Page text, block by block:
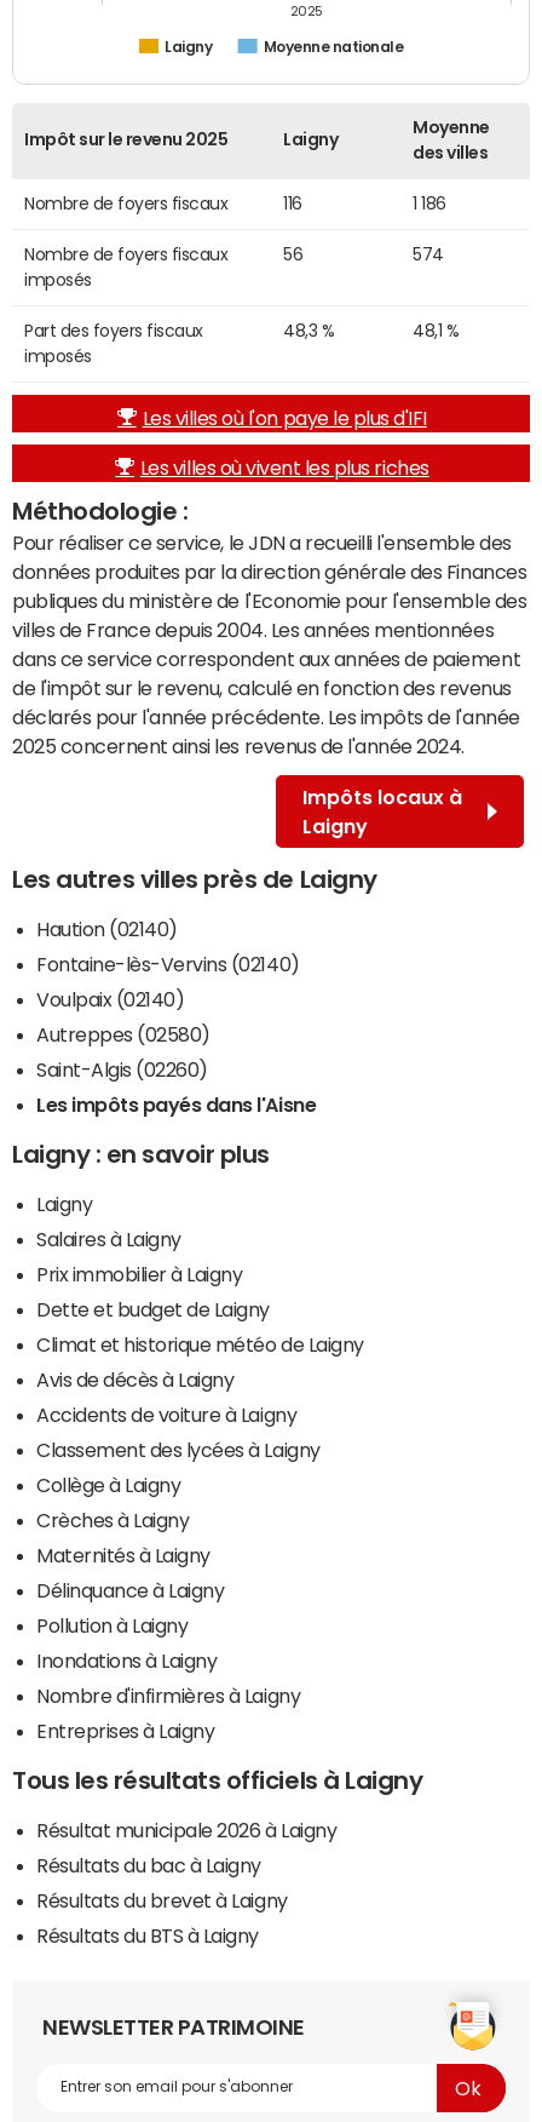
Laigny Moyenne nationale
2025
Impôt sur le revenu 2025 Laigny
Moyenne
des villes
Nombre de foyers fiscaux 116 1 186
Nombre de foyers fiscaux
imposés
56 574
Part des foyers fiscaux
imposés
48,3 % 48,1 %
Les villes où l'on paye le plus d'IFI
Les villes où vivent les plus riches
Méthodologie :
Pour réaliser ce service, le JDN a recueilli l'ensemble des
données produites par la direction générale des Finances
publiques du ministère de l'Economie pour l'ensemble des
villes de France depuis 2004. Les années mentionnées
dans ce service correspondent aux années de paiement
de l'impôt sur le revenu, calculé en fonction des revenus
déclarés pour l'année précédente. Les impôts de l'année
2025 concernent ainsi les revenus de l'année 2024.
Impôts locaux à
Laigny
Les autres villes près de Laigny
Haution (02140)
Fontaine-lès-Vervins (02140)
Voulpaix (02140)
Autreppes (02580)
Saint-Algis (02260)
Les impôts payés dans l'Aisne
Laigny : en savoir plus
Laigny
Salaires à Laigny
Prix immobilier à Laigny
Dette et budget de Laigny
Climat et historique météo de Laigny
Avis de décès à Laigny
Accidents de voiture à Laigny
Classement des lycées à Laigny
Collège à Laigny
Crèches à Laigny
Maternités à Laigny
Délinquance à Laigny
Pollution à Laigny
Inondations à Laigny
Nombre d'infirmières à Laigny
Entreprises à Laigny
Tous les résultats officiels à Laigny
Résultat municipale 2026 à Laigny
Résultats du bac à Laigny
Résultats du brevet à Laigny
Résultats du BTS à Laigny
NEWSLETTER PATRIMOINE